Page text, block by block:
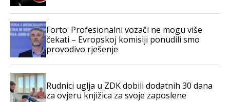
Forto: Profesionalni vozači ne mogu više
čekati – Evropskoj komisiji ponudili smo
provodivo rješenje
Rudnici uglja u ZDK dobili dodatnih 30 dana
za ovjeru knjižica za svoje zaposlene